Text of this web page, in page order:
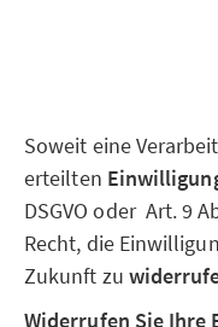
Soweit eine
erteilten
DSGVO oder Art. 9
Recht, die
Zukunft zu
Widerrufen Sie Ihre